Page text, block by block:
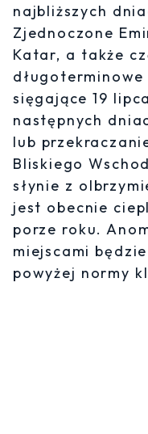
najbliższych
Zjednoczone
Katar, a także
długoterminowe
sięgające 19
następnych
lub
Bliskiego
słynie z
jest obecnie
porze roku.
miejscami
powyżej normy